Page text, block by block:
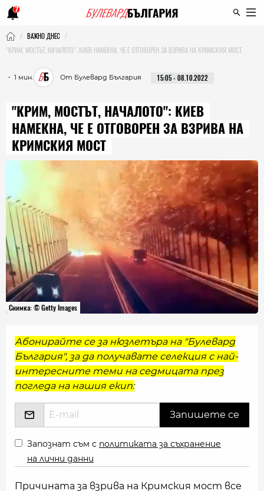
7
ВАЖНО ДНЕС
"КРИМ, МОСТЪТ, НАЧАЛОТО": КИЕВ НАМЕКНА, ЧЕ Е ОТГОВОРЕН ЗА ВЗРИВА НА КРИМСКИЯ МОСТ
・ 1 мин. От Булевард България 15:05 - 08.10.2022
"КРИМ, МОСТЪТ, НАЧАЛОТО": КИЕВ
НАМЕКНА, ЧЕ Е ОТГОВОРЕН ЗА ВЗРИВА НА
КРИМСКИЯ МОСТ
Снимка: © Getty Images
Абонирайте се за нюзлетъра на "Булевард
България", за да получавате селекция с най-
интересните теми на седмицата през
погледа на нашия екип:
Запознат съм с политиката за съхранение
на лични данни
Причината за взрива на Кримския мост все